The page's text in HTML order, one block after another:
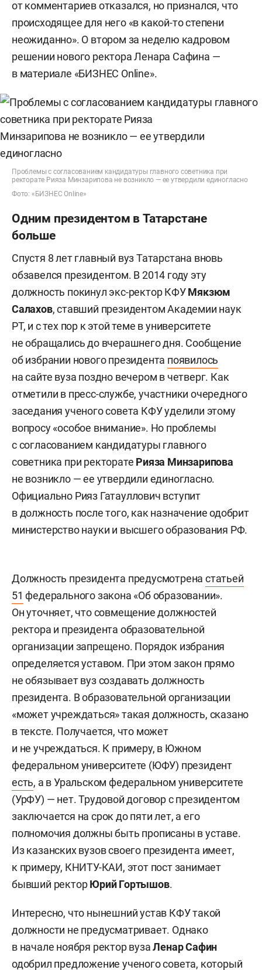
от комментариев отказался, но признался, что
происходящее для него «в какой-то степени
неожиданно». О втором за неделю кадровом
решении нового ректора Ленара Сафина —
в материале «БИЗНЕС Online».
Проблемы с согласованием кандидатуры главного советника при
ректорате Рияза Минзарипова не возникло — ее утвердили единогласно
Фото: «БИЗНЕС Online»
Одним президентом в Татарстане
больше
Спустя 8 лет главный вуз Татарстана вновь
обзавелся президентом. В 2014 году эту
должность покинул экс-ректор КФУМякзюм
Салахов, ставший президентом Академии наук
РТ, и с тех пор к этой теме в университете
не обращались до вчерашнего дня. Сообщение
об избрании нового президента появилось
на сайте вуза поздно вечером в четверг. Как
отметили в пресс-службе, участники очередного
заседания ученого совета КФУ уделили этому
вопросу «особое внимание». Но проблемы
с согласованием кандидатуры главного
советника при ректорате Рияза Минзарипова
не возникло — ее утвердили единогласно.
Официально Рияз Гатауллович вступит
в должность после того, как назначение одобрит
министерство науки и высшего образования РФ.
Должность президента предусмотрена статьей
51 федерального закона «Об образовании».
Он уточняет, что совмещение должностей
ректора и президента образовательной
организации запрещено. Порядок избрания
определяется уставом. При этом закон прямо
не обязывает вуз создавать должность
президента. В образовательной организации
«может учреждаться» такая должность, сказано
в тексте. Получается, что может
и не учреждаться. К примеру, в Южном
федеральном университете (ЮФУ) президент
есть, а в Уральском федеральном университете
(УрФУ) — нет. Трудовой договор с президентом
заключается на срок до пяти лет, а его
полномочия должны быть прописаны в уставе.
Из казанских вузов своего президента имеет,
к примеру, КНИТУ-КАИ, этот пост занимает
бывший ректорЮрий Гортышов.
Интересно, что нынешний устав КФУ такой
должности не предусматривает. Однако
в начале ноября ректор вузаЛенар Сафин
одобрил предложение ученого совета, который